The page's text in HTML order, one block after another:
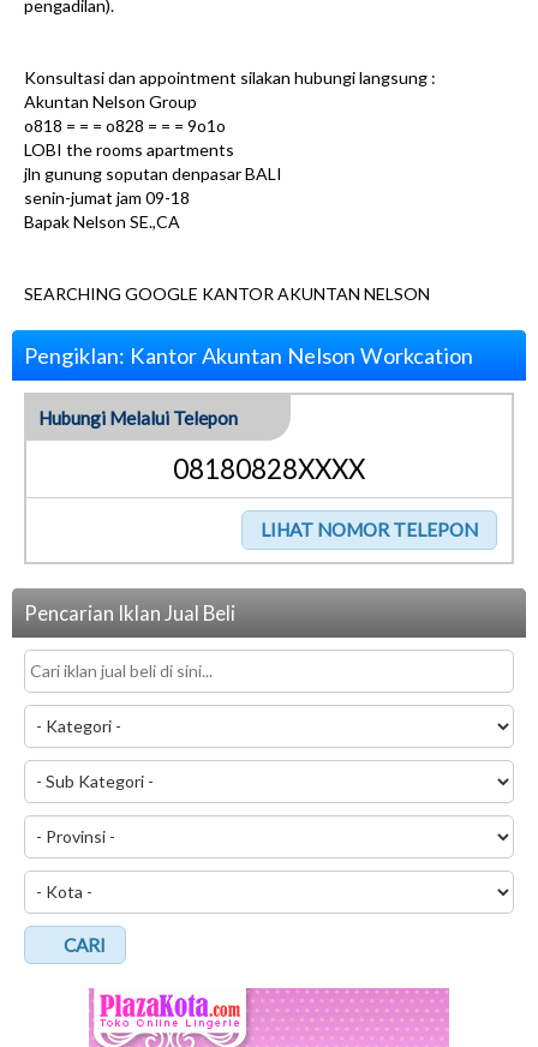
pengadilan).
Konsultasi dan appointment silakan hubungi langsung :
Akuntan Nelson Group
o818 = = = o828 = = = 9o1o
LOBI the rooms apartments
jln gunung soputan denpasar BALI
senin-jumat jam 09-18
Bapak Nelson SE.,CA
SEARCHING GOOGLE KANTOR AKUNTAN NELSON
Pengiklan: Kantor Akuntan Nelson Workcation
Hubungi Melalui Telepon
08180828XXXX
Pencarian Iklan Jual Beli
CARI